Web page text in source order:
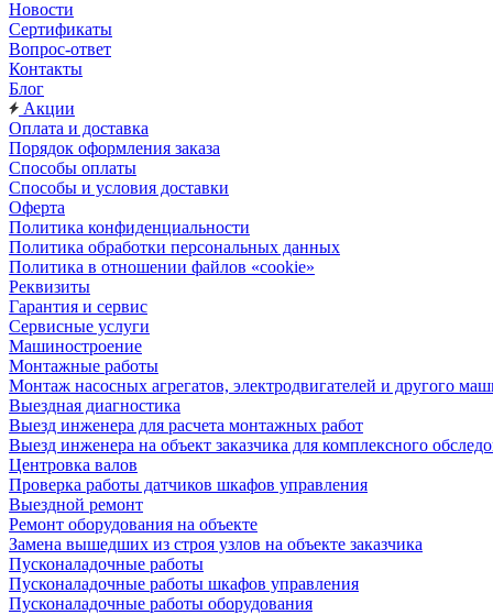
Новости
Сертификаты
Вопрос-ответ
Контакты
Блог
Акции
Оплата и доставка
Порядок оформления заказа
Способы оплаты
Способы и условия доставки
Оферта
Политика конфиденциальности
Политика обработки персональных данных
Политика в отношении файлов «cookie»
Реквизиты
Гарантия и сервис
Сервисные услуги
Машиностроение
Монтажные работы
Монтаж насосных агрегатов, электродвигателей и другого
Выездная диагностика
Выезд инженера для расчета монтажных работ
Выезд инженера на объект заказчика для комплексного
Центровка валов
Проверка работы датчиков шкафов управления
Выездной ремонт
Ремонт оборудования на объекте
Замена вышедших из строя узлов на объекте заказчика
Пусконаладочные работы
Пусконаладочные работы шкафов управления
Пусконаладочные работы оборудования